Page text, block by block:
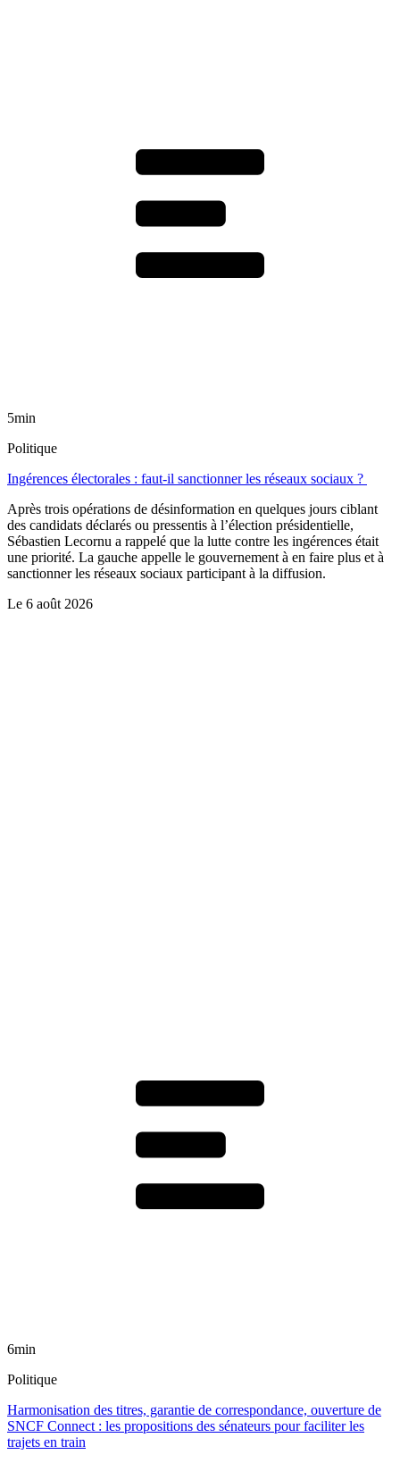
5min
Politique
Ingérences électorales : faut-il sanctionner les réseaux sociaux ?
Après trois opérations de désinformation en quelques jours ciblant
des candidats déclarés ou pressentis à l’élection présidentielle,
Sébastien Lecornu a rappelé que la lutte contre les ingérences était
une priorité. La gauche appelle le gouvernement à en faire plus et à
sanctionner les réseaux sociaux participant à la diffusion.
Le 6 août 2026
6min
Politique
Harmonisation des titres, garantie de correspondance, ouverture de
SNCF Connect : les propositions des sénateurs pour faciliter les
trajets en train